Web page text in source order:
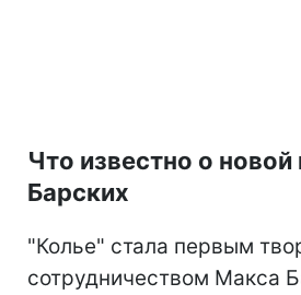
Что известно о новой
Барских
"Колье" стала первым
сотрудничеством Макса